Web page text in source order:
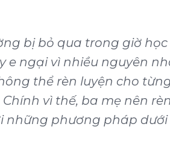
bị bỏ qua trong giờ học
e ngại vì nhiều nguyên
thể rèn luyện cho
vì thế, ba mẹ nên rèn
những phương pháp dưới